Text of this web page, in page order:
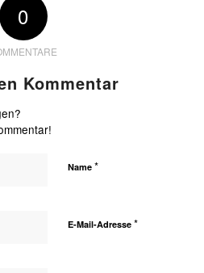
0
Kommentar
Name *
E-Mail-Adresse *